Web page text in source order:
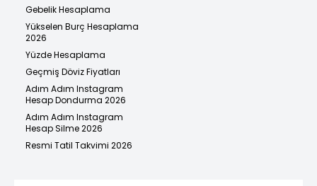
Gebelik Hesaplama
Yükselen Burç Hesaplama
2026
Yüzde Hesaplama
Geçmiş Döviz Fiyatları
Adım Adım Instagram
Hesap Dondurma 2026
Adım Adım Instagram
Hesap Silme 2026
Resmi Tatil Takvimi 2026